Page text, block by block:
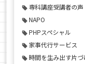
専科講座受講者の声
NAPO
PHPスペシャル
家事代行サービス
時間を生み出す片